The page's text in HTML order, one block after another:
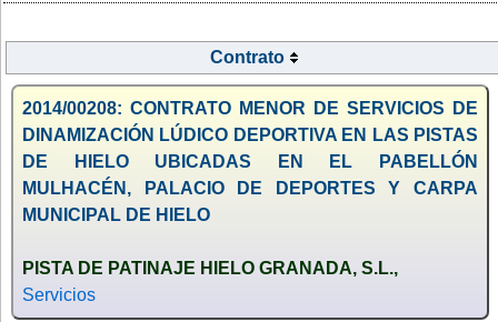
Contrato
2014/00208: CONTRATO MENOR DE SERVICIOS DE
DINAMIZACIÓN LÚDICO DEPORTIVA EN LAS PISTAS
DE HIELO UBICADAS EN EL PABELLÓN
MULHACÉN, PALACIO DE DEPORTES Y CARPA
MUNICIPAL DE HIELO
PISTA DE PATINAJE HIELO GRANADA, S.L.,
Servicios